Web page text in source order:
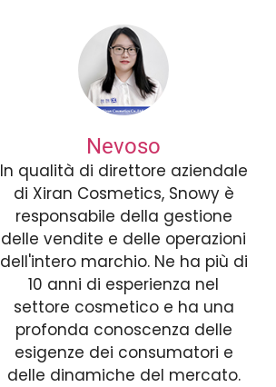
Nevoso
In qualità di direttore aziendale
di Xiran Cosmetics, Snowy è
responsabile della gestione
delle vendite e delle operazioni
dell'intero marchio. Ne ha più di
10 anni di esperienza nel
settore cosmetico e ha una
profonda conoscenza delle
esigenze dei consumatori e
delle dinamiche del mercato.